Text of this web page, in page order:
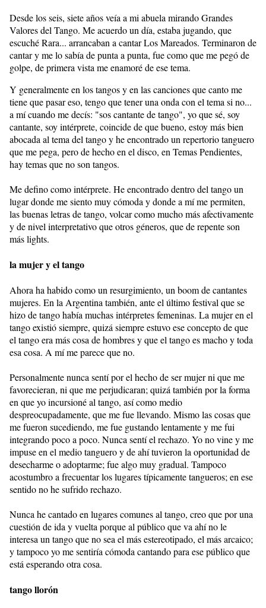
Desde los seis, siete años veía a mi abuela mirando Grandes
Valores del Tango. Me acuerdo un día, estaba jugando, que
escuché Rara... arrancaban a cantar Los Mareados. Terminaron de
cantar y me lo sabía de punta a punta, fue como que me pegó de
golpe, de primera vista me enamoré de ese tema.
Y generalmente en los tangos y en las canciones que canto me
tiene que pasar eso, tengo que tener una onda con el tema si no...
a mí cuando me decís: "sos cantante de tango", yo que sé, soy
cantante, soy intérprete, coincide de que bueno, estoy más bien
abocada al tema del tango y he encontrado un repertorio tanguero
que me pega, pero de hecho en el disco, en Temas Pendientes,
hay temas que no son tangos.
Me defino como intérprete. He encontrado dentro del tango un
lugar donde me siento muy cómoda y donde a mí me permiten,
las buenas letras de tango, volcar como mucho más afectivamente
y de nivel interpretativo que otros géneros, que de repente son
más lights.
la mujer y el tango
Ahora ha habido como un resurgimiento, un boom de cantantes
mujeres. En la Argentina también, ante el último festival que se
hizo de tango había muchas intérpretes femeninas. La mujer en el
tango existió siempre, quizá siempre estuvo ese concepto de que
el tango era más cosa de hombres y que el tango es macho y toda
esa cosa. A mí me parece que no.
Personalmente nunca sentí por el hecho de ser mujer ni que me
favorecieran, ni que me perjudicaran; quizá también por la forma
en que yo incursioné al tango, así como medio
despreocupadamente, que me fue llevando. Mismo las cosas que
me fueron sucediendo, me fue gustando lentamente y me fui
integrando poco a poco. Nunca sentí el rechazo. Yo no vine y me
impuse en el medio tanguero y de ahí tuvieron la oportunidad de
desecharme o adoptarme; fue algo muy gradual. Tampoco
acostumbro a frecuentar los lugares típicamente tangueros; en ese
sentido no he sufrido rechazo.
Nunca he cantado en lugares comunes al tango, creo que por una
cuestión de ida y vuelta porque al público que va ahí no le
interesa un tango que no sea el más estereotipado, el más arcaico;
y tampoco yo me sentiría cómoda cantando para ese público que
está esperando otra cosa.
tango llorón